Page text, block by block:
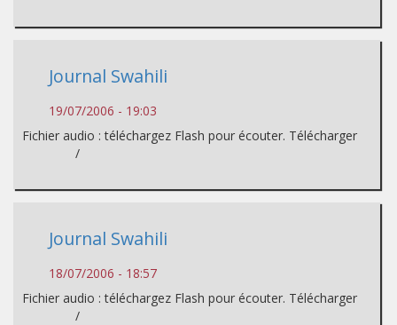
Journal Swahili
19/07/2006 - 19:03
Fichier audio : téléchargez Flash pour écouter. Télécharger
/
Journal Swahili
18/07/2006 - 18:57
Fichier audio : téléchargez Flash pour écouter. Télécharger
/